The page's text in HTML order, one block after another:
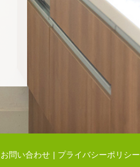
お問い合わせ プライバシーポリシー